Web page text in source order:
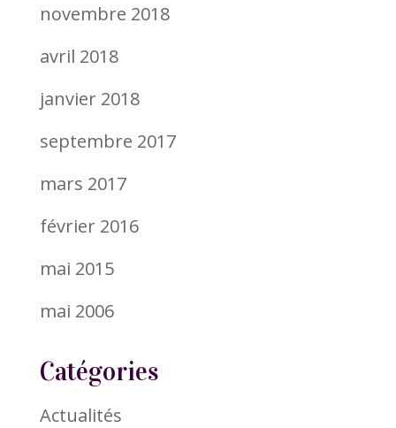
novembre 2018
avril 2018
janvier 2018
septembre 2017
mars 2017
février 2016
mai 2015
mai 2006
Catégories
Actualités